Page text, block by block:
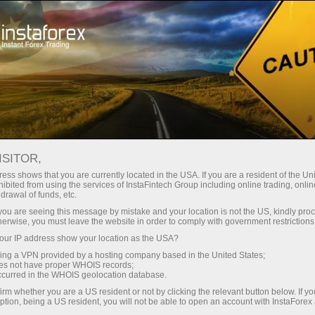
Con InstaForex obtiene acceso a
competitivas: apalancamiento de
hasta 1:5000, unos de los mejores
spreads y comisiones del
mercado, así como condiciones
atractivas para operar con
acciones e índices.
Spreads mínimos
Bono del 30%
en cada depósito
Velocidad
en el trading y en la pista
shows that you are currently located in the USA. If you are a resident of the
from using the services of InstaFintech Group including online trading,
of funds, etc.
are seeing this message by mistake and your location is not the US, kindly
you must leave the website in order to comply with government
IP address show your location as the USA?
a VPN provided by a hosting company based in the United States;
not have proper WHOIS records;
in the WHOIS geolocation database.
whether you are a US resident or not by clicking the relevant button below. If
being a US resident, you will not be able to open an account with InstaForex